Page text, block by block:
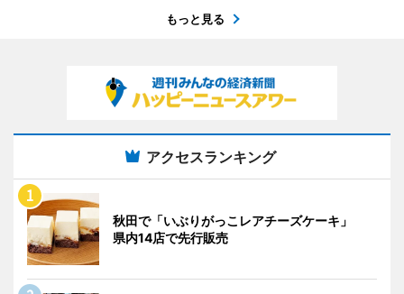
もっと見る
アクセスランキング
秋田で「いぶりがっこレアチーズケーキ」
県内14店で先行販売